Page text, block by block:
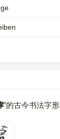
”的古今书法字形